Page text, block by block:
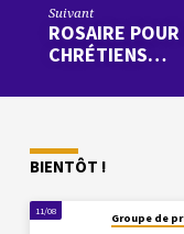
Suivant
ROSAIRE
CHRÉTIENS…
BIENTÔT !
11/08
Groupe de